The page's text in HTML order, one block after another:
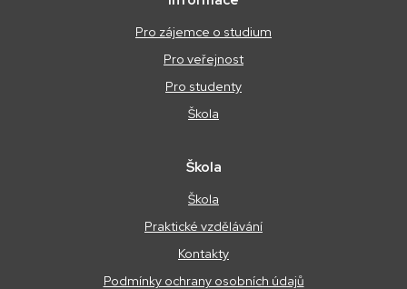
Pro zájemce o studium
Pro veřejnost
Pro studenty
Škola
Škola
Škola
Praktické vzdělávání
Kontakty
Podmínky ochrany osobních údajů